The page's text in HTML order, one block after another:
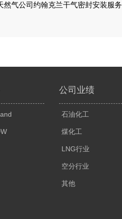
然气公司约翰克兰干气密封安装服务
公司业绩
石油化工
煤化工
LNG行业
空分行业
其他